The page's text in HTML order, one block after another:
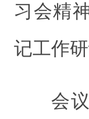
习会精
记工作
会